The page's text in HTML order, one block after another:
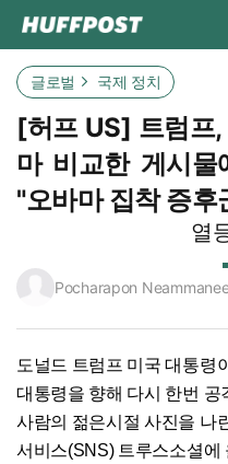
글로벌 국제 정치
[허프 US] 트럼프
마 비교한 게시
"오바마 집착 증후
열
Pocharapon Neammanee
도널드 트럼프 미국 대통령
대통령을 향해 다시 한번 공
사람의 젊은시절 사진을 나
서비스(SNS) 트루스소셜에